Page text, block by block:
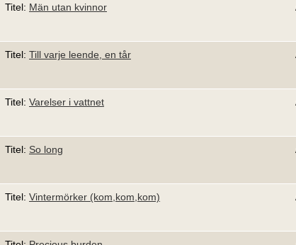
Titel: Män utan kvinnor
Titel: Till varje leende, en tår
Titel: Varelser i vattnet
Titel: So long
Titel: Vintermörker (kom,kom,kom)